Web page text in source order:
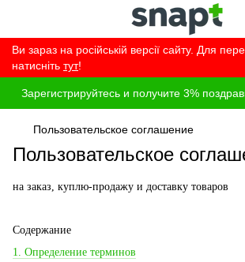
Ви зараз на російській версії сайту. Для
натисніть тут!
Зарегистрируйтесь и получите 3%
Пользовательское соглашение
Пользовательское
на заказ, куплю-продажу и доставку товаров
Содержание
1. Определение терминов